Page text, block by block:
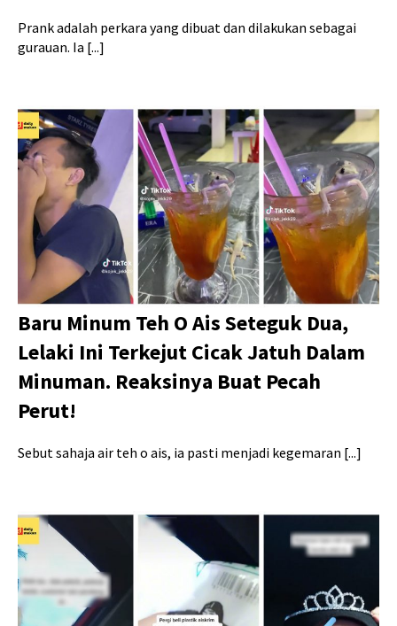
Prank adalah perkara yang dibuat dan dilakukan sebagai
gurauan. Ia [...]
Baru Minum Teh O Ais Seteguk Dua,
Lelaki Ini Terkejut Cicak Jatuh Dalam
Minuman. Reaksinya Buat Pecah
Perut!
Sebut sahaja air teh o ais, ia pasti menjadi kegemaran [...]